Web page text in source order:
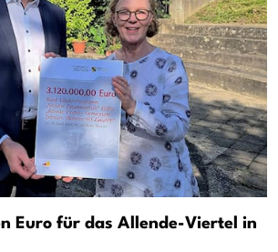
Euro für das Allende-Viertel in